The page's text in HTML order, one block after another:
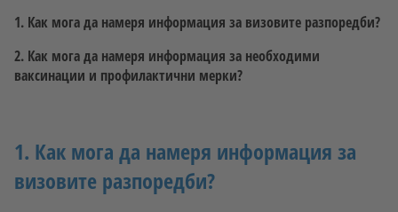
1. Как мога да намеря информация за визовите разпоредби?
2. Как мога да намеря информация за необходими
ваксинации и профилактични мерки?
1. Как мога да намеря информация за
визовите разпоредби?